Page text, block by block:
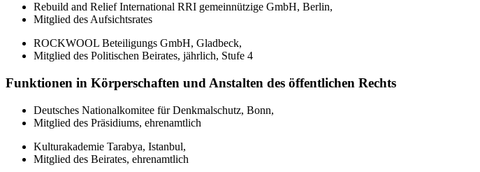
Rebuild and Relief International RRI gemeinnützige GmbH, Berlin,
Mitglied des Aufsichtsrates
ROCKWOOL Beteiligungs GmbH, Gladbeck,
Mitglied des Politischen Beirates, jährlich, Stufe 4
Funktionen in Körperschaften und Anstalten des öffentlichen Rechts
Deutsches Nationalkomitee für Denkmalschutz, Bonn,
Mitglied des Präsidiums, ehrenamtlich
Kulturakademie Tarabya, Istanbul,
Mitglied des Beirates, ehrenamtlich